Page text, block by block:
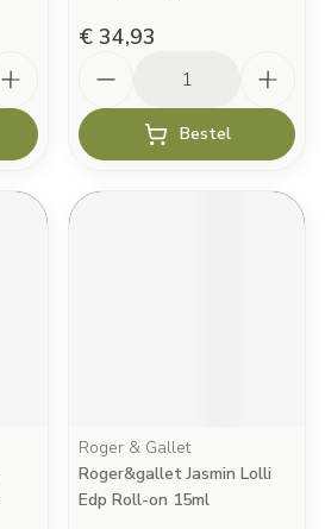
€ 34,93
Bestel
Roger & Gallet
Roger&gallet Jasmin Lolli
Edp Roll-on 15ml